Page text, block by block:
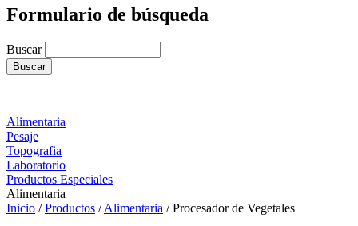
Formulario de búsqueda
Buscar
Alimentaria
Pesaje
Topografia
Laboratorio
Productos Especiales
Alimentaria
Inicio / Productos / Alimentaria / Procesador de Vegetales